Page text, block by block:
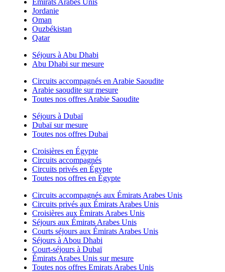
Émirats Arabes Unis
Jordanie
Oman
Ouzbékistan
Qatar
Séjours à Abu Dhabi
Abu Dhabi sur mesure
Circuits accompagnés en Arabie Saoudite
Arabie saoudite sur mesure
Toutes nos offres Arabie Saoudite
Séjours à Dubaï
Dubaï sur mesure
Toutes nos offres Dubai
Croisières en Égypte
Circuits accompagnés
Circuits privés en Égypte
Toutes nos offres en Égypte
Circuits accompagnés aux Émirats Arabes Unis
Circuits privés aux Émirats Arabes Unis
Croisières aux Émirats Arabes Unis
Séjours aux Émirats Arabes Unis
Courts séjours aux Émirats Arabes Unis
Séjours à Abou Dhabi
Court-séjours à Dubaï
Émirats Arabes Unis sur mesure
Toutes nos offres Emirats Arabes Unis